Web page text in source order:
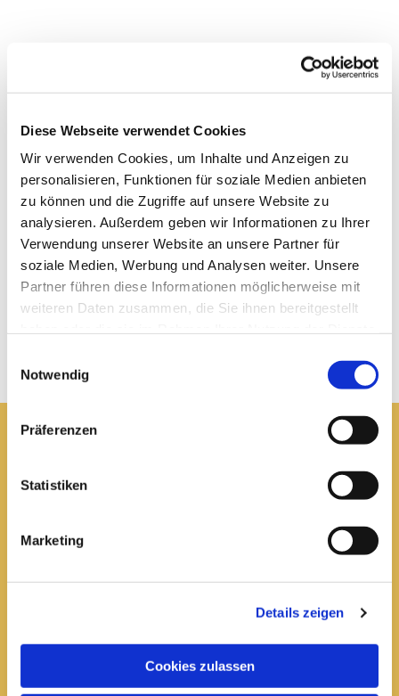
Diese Webseite verwendet Cookies
Wir verwenden Cookies, um Inhalte und Anzeigen zu
personalisieren, Funktionen für soziale Medien anbieten
zu können und die Zugriffe auf unsere Website zu
analysieren. Außerdem geben wir Informationen zu Ihrer
Verwendung unserer Website an unsere Partner für
soziale Medien, Werbung und Analysen weiter. Unsere
Partner führen diese Informationen möglicherweise mit
weiteren Daten zusammen, die Sie ihnen bereitgestellt
Notwendig
Präferenzen
Statistiken
Marketing
Details zeigen
Cookies zulassen